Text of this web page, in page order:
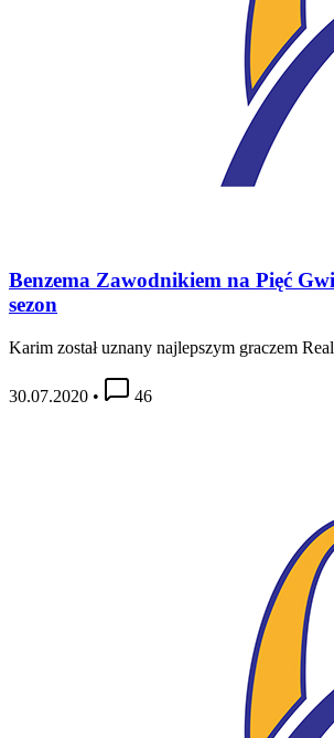
Benzema Zawodnikiem na Pięć
sezon
Karim został uznany najlepszym graczem
30.07.2020 • 46